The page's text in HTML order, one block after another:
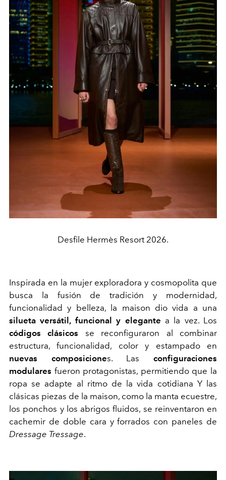
Desfile Hermès Resort 2026.
Inspirada en la mujer exploradora y cosmopolita que
busca la fusión de tradición y modernidad,
funcionalidad y belleza, la maison dio vida a una
silueta versátil, funcional y elegante a la vez. Los
códigos clásicos se reconfiguraron al combinar
estructura, funcionalidad, color y estampado en
nuevas composiciones. Lasconfiguraciones
modulares fueron protagonistas, permitiendo que la
ropa se adapte al ritmo de la vida cotidiana Y las
clásicas piezas de la maison, como la manta ecuestre,
los ponchos y los abrigos fluidos, se reinventaron en
cachemir de doble cara y forrados con paneles de
Dressage Tressage.